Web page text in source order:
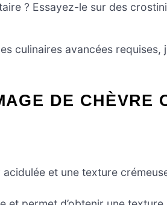
? Essayez-le sur des
culinaires avancées requises,
DE CHÈVRE
et une texture